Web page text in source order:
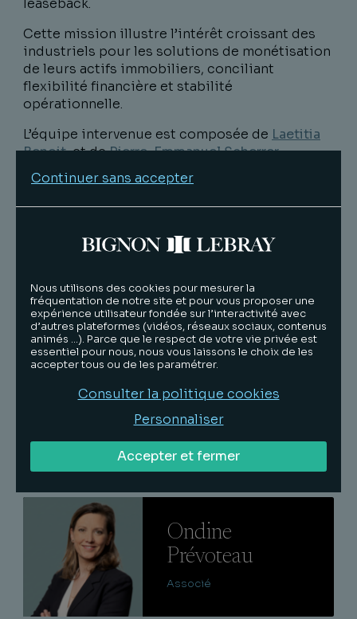
leaseback.
Cette mission illustre l’intérêt croissant des
industriels pour les solutions de monétisation
de leurs actifs immobiliers, conciliant
flexibilité financière et stabilité
opérationnelle.
L’équipe intervenue est composée de Laetitia
Benoit, et dePierre-Emmanuel Scherrer,
Associés, au sein du département
Sociétés – Fusions & Acquisitions
Equityet d’Ondine Prevoteau, Associée au sein
Immobilière.
L'équipe
Pierre-
Emmanuel
Associé
Ondine
Prévoteau
Associé
Continuer sans accepter
Nous utilisons des cookies pour mesurer la
fréquentation de notre site et pour vous proposer une
expérience utilisateur fondée sur l’interactivité avec
d’autres plateformes (vidéos, réseaux sociaux, contenus
animés …). Parce que le respect de votre vie privée est
essentiel pour nous, nous vous laissons le choix de les
accepter tous ou de les paramétrer.
Consulter la politique cookies
Personnaliser
Accepter et fermer